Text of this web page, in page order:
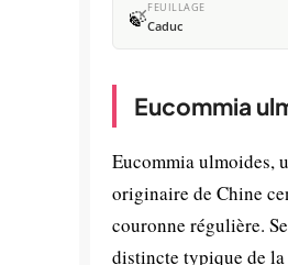
🍃FEUILLAGE
Caduc
Eucommia
Eucommia ulmoides,
originaire de Chine
couronne régulière.
distincte typique de